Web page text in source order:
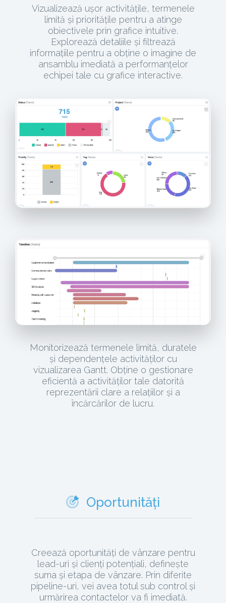
Vizualizează ușor activitățile, termenele
limită și prioritățile pentru a atinge
obiectivele prin grafice intuitive.
Explorează detaliile și filtrează
informațiile pentru a obține o imagine de
ansamblu imediată a performanțelor
echipei tale cu grafice interactive.
Monitorizează termenele limită, duratele
și dependențele activităților cu
vizualizarea Gantt. Obține o gestionare
eficientă a activităților tale datorită
reprezentării clare a relațiilor și a
încărcărilor de lucru.
Oportunități
Creează oportunități de vânzare pentru
lead-uri și clienți potențiali, definește
suma și etapa de vânzare. Prin diferite
pipeline-uri, vei avea totul sub control și
urmărirea contactelor va fi imediată.